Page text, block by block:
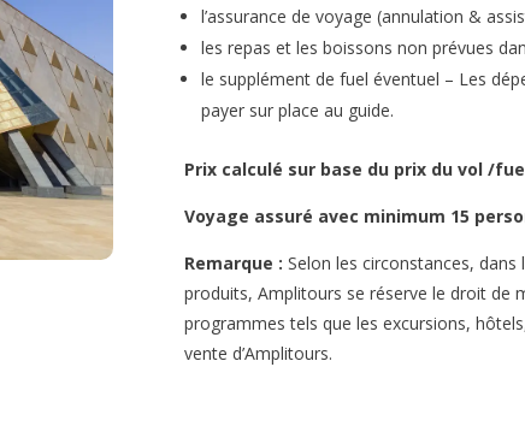
l’assurance de voyage (annulation &
les repas et les boissons non prévues
le supplément de fuel éventuel – Les
payer sur place au guide.
Prix calculé sur base du prix du vol /
Voyage assuré avec minimum 15
Remarque : Selon les circonstances,
produits, Amplitours se réserve le droit de
programmes tels que les excursions,
vente d’Amplitours.